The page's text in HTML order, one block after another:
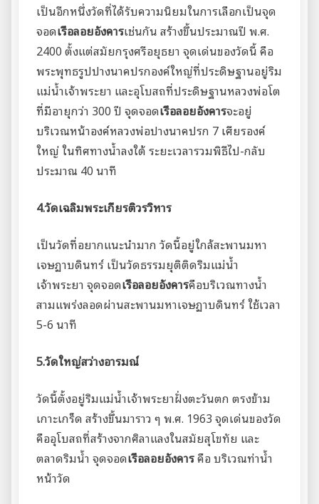
เป็นอีกหนึ่งวัดที่ได้รับความนิยมในการเลือกเป็นจุด
จอดเรือลอยอังคารเช่นกัน สร้างขึ้นประมาณปี พ.ศ.
2400 ตั้งแต่สมัยกรุงศรีอยุธยา จุดเด่นของวัดนี้ คือ
พระพุทธรูปปางนาคปรกองค์ใหญ่ที่ประดิษฐานอยู่ริม
แม่น้ำเจ้าพระยา และอุโบสถที่ประดิษฐานหลวงพ่อโต
ที่มีอายุกว่า 300 ปี จุดจอดเรือลอยอังคารจะอยู่
บริเวณหน้าองค์หลวงพ่อปางนาคปรก 7 เศียรองค์
ใหญ่ ในทิศทางน้ำลงใต้ ระยะเวลารวมพิธีไป-กลับ
ประมาณ 40 นาที
4.วัดเฉลิมพระเกียรติวรวิหาร
เป็นวัดที่อยากแนะนำมาก วัดนี้อยู่ใกล้สะพานมหา
เจษฏาบดินทร์ เป็นวัดธรรมยุติติดริมแม่น้ำ
เจ้าพระยา จุดจอดเรือลอยอังคารคือบริเวณทางน้ำ
สามแพร่งลอดผ่านสะพานมหาเจษฏาบดินทร์ ใช้เวลา
5-6 นาที
5.วัดใหญ่สว่างอารมณ์
วัดนี้ตั้งอยู่ริมแม่น้ำเจ้าพระยาฝั่งตะวันตก ตรงข้าม
เกาะเกร็ด สร้างขึ้นมาราว ๆ พ.ศ. 1963 จุดเด่นของวัด
คืออุโบสถที่สร้างจากศิลาแลงในสมัยสุโขทัย และ
ตลาดริมน้ำ จุดจอดเรือลอยอังคารคือ บริเวณท่าน้ำ
หน้าวัด